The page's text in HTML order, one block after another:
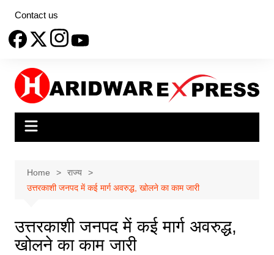
content
Contact us
Home
राज्य
उत्तरकाशी जनपद में कई मार्ग अवरुद्ध, खोलने का काम जारी
उत्तरकाशी जनपद में कई मार्ग अवरुद्ध,
खोलने का काम जारी